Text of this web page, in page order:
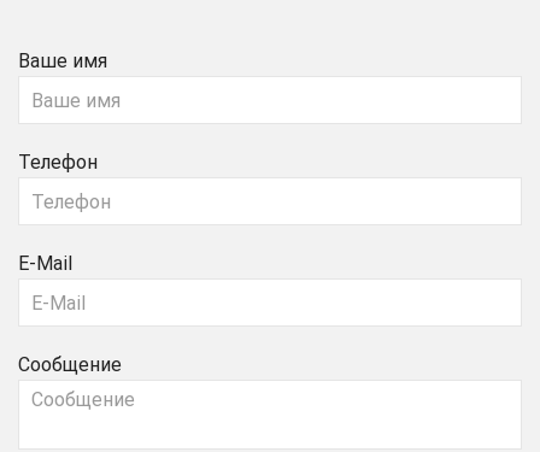
Ваше имя
Телефон
E-Mail
Сообщение